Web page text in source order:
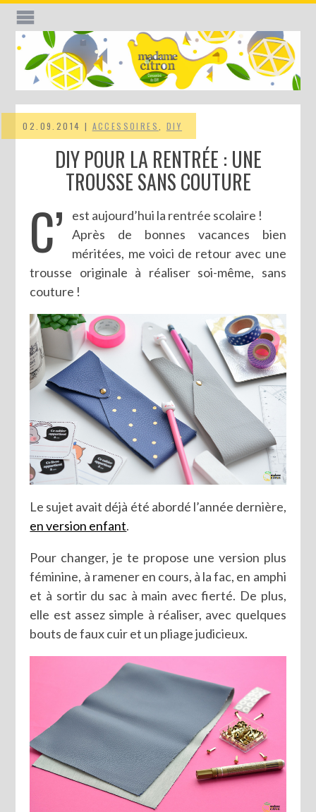
02.09.2014 | ACCESSOIRES DIY
DIY POUR LA RENTRÉE : UNE
TROUSSE SANS COUTURE
C’
est aujourd’hui la rentrée scolaire !
Après de bonnes vacances bien
méritées, me voici de retour avec une
trousse originale à réaliser soi-même, sans
couture !
Le sujet avait déjà été abordé l’année dernière,
en version enfant.
Pour changer, je te propose une version plus
féminine, à ramener en cours, à la fac, en amphi
et à sortir du sac à main avec fierté. De plus,
elle est assez simple à réaliser, avec quelques
bouts de faux cuir et un pliage judicieux.